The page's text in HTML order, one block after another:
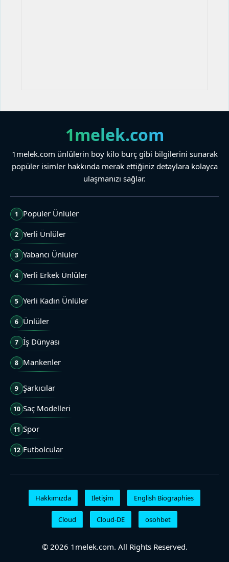
1melek.com
1melek.com ünlülerin boy kilo burç gibi bilgilerini sunarak
popüler isimler hakkında merak ettiğiniz detaylara kolayca
ulaşmanızı sağlar.
1 Popüler Ünlüler
2 Yerli Ünlüler
3 Yabancı Ünlüler
4 Yerli Erkek Ünlüler
5 Yerli Kadın Ünlüler
6 Ünlüler
7 İş Dünyası
8 Mankenler
9 Şarkıcılar
10 Saç Modelleri
11 Spor
12 Futbolcular
Hakkımızda İletişim English Biographies
Cloud Cloud-DE osohbet
© 2026 1melek.com. All Rights Reserved.